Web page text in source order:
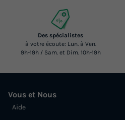
Des spécialistes
à votre écoute: Lun. à Ven.
9h-19h / Sam. et Dim. 10h-19h
Vous et Nous
Aide